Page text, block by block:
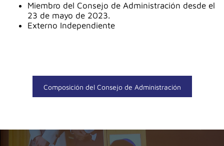
Miembro del Consejo de Administración desde el
23 de mayo de 2023.
Externo Independiente
Composición del Consejo de Administración